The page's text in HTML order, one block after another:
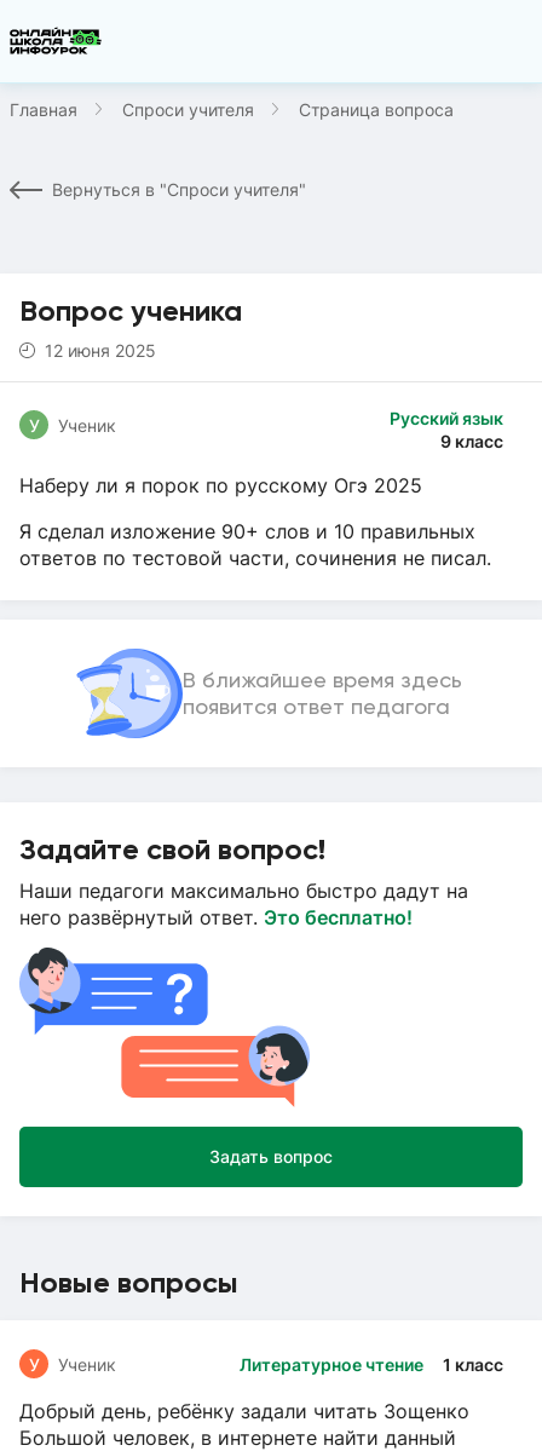
Главная Спроси учителя Страница вопроса
Вернуться в "Спроси учителя"
Вопрос ученика
12 июня 2025
Русский язык
9 класс
У Ученик
Наберу ли я порок по русскому Огэ 2025
Я сделал изложение 90+ слов и 10 правильных
ответов по тестовой части, сочинения не писал.
В ближайшее время здесь
появится ответ педагога
Задайте свой вопрос!
Наши педагоги максимально быстро дадут на
него развёрнутый ответ. Это бесплатно!
Задать вопрос
Новые вопросы
Литературное чтение 1 класс
У Ученик
Добрый день, ребёнку задали читать Зощенко
Большой человек, в интернете найти данный